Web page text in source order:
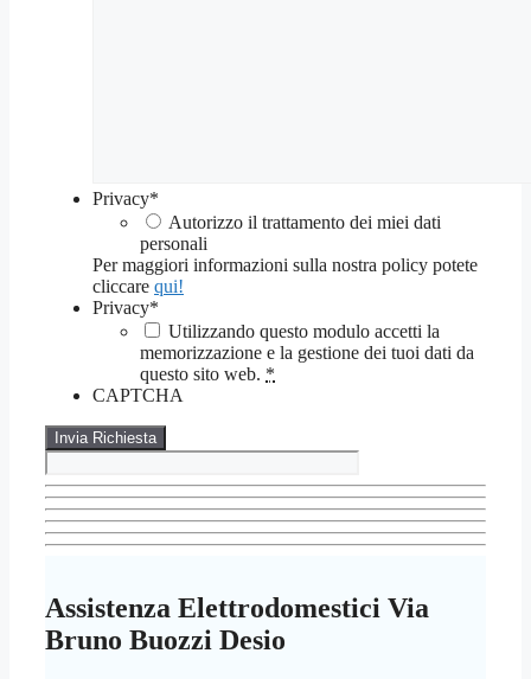
Privacy*
Autorizzo il trattamento dei miei dati
personali
Per maggiori informazioni sulla nostra policy potete
cliccare qui!
Privacy*
Utilizzando questo modulo accetti la
memorizzazione e la gestione dei tuoi dati da
questo sito web. *
CAPTCHA
Assistenza Elettrodomestici Via
Bruno Buozzi Desio